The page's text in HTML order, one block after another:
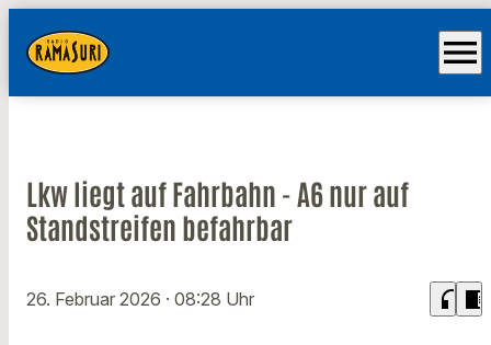
menu
Lkw liegt auf Fahrbahn - A6 nur auf
Standstreifen befahrbar
26. Februar 2026 · 08:28 Uhr headphones chrome_reader_mode